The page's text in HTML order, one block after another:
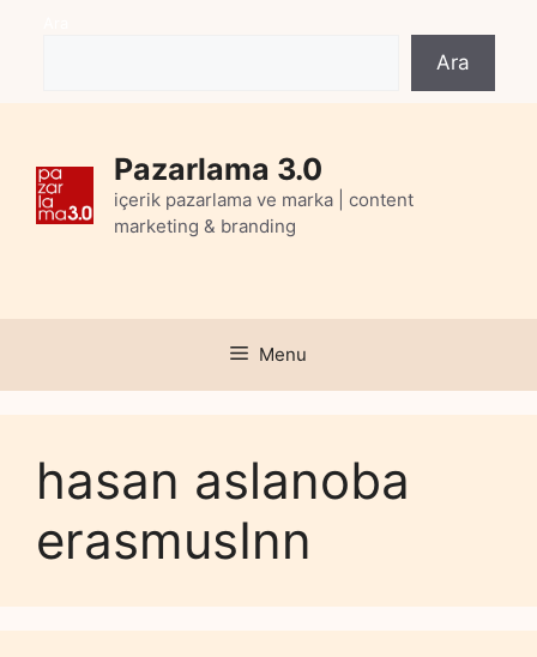
Ara
Pazarlama 3.0
içerik pazarlama ve marka | content
marketing & branding
Menu
hasan aslanoba
erasmusInn